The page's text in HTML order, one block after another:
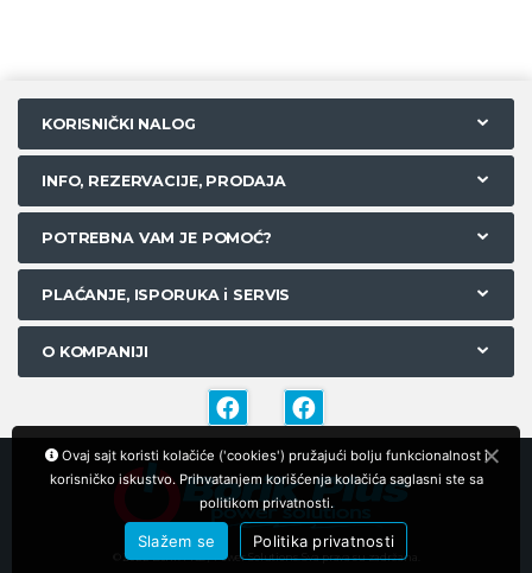
KORISNIČKI NALOG
INFO, REZERVACIJE, PRODAJA
POTREBNA VAM JE POMOĆ?
PLAĆANJE, ISPORUKA i SERVIS
O KOMPANIJI
Ovaj sajt koristi kolačiće ('cookies') pružajući bolju funkcionalnost i
korisničko iskustvo. Prihvatanjem korišćenja kolačića saglasni ste sa
politikom privatnosti.
Slažem se Politika privatnosti